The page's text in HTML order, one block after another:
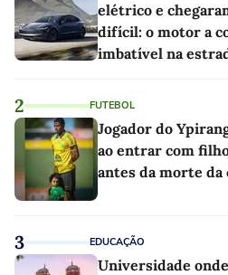
elétrico e
difícil: o motor a
imbatível na
2 FUTEBOL
Jogador do
ao entrar com
antes da morte da
3 EDUCAÇÃO
Universidade